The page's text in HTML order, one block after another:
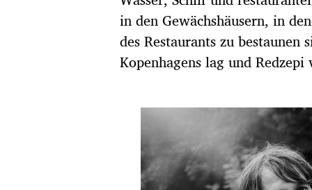
in den Gewächshäusern, in
des Restaurants zu
Kopenhagens lag und